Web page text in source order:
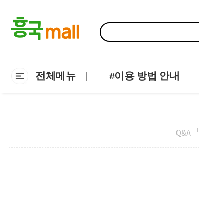
전체메뉴 #이용 방법 안내
Q&A